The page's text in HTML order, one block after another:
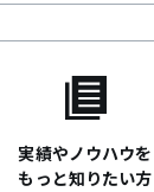
実績やノウハウを
もっと知りたい方